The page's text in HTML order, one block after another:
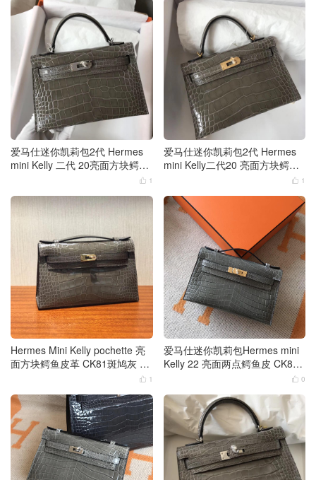
爱马仕迷你凯莉包2代 Hermes
mini Kelly 二代 20亮面方块鳄鱼
 1
爱马仕迷你凯莉包2代 Hermes
mini Kelly二代20 亮面方块鳄鱼
 1
Hermes Mini Kelly pochette 亮
面方块鳄鱼皮革 CK81斑鸠灰 金
 1
爱马仕迷你凯莉包Hermes mini
Kelly 22 亮面两点鳄鱼皮 CK81
 0